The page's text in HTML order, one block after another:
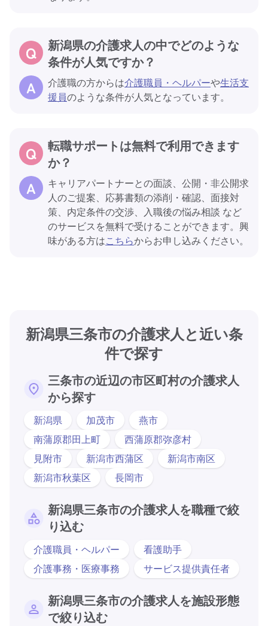
新潟県の介護求人の中でどのような
条件が人気ですか？
介護職の方からは介護職員・ヘルパーや生活支
援員のような条件が人気となっています。
転職サポートは無料で利用できます
か？
キャリアパートナーとの面談、公開・非公開求
人のご提案、応募書類の添削・確認、面接対
策、内定条件の交渉、入職後の悩み相談 など
のサービスを無料で受けることができます。興
味がある方はこちらからお申し込みください。
新潟県三条市の介護求人と近い条
件で探す
三条市の近辺の市区町村の介護求人
から探す
新潟県 加茂市
燕市
南蒲原郡田上町
西蒲原郡弥彦村
見附市
新潟市西蒲区
新潟市南区
新潟市秋葉区
長岡市
新潟県三条市の介護求人を職種で絞
り込む
介護職員・ヘルパー
看護助手
介護事務・医療事務
サービス提供責任者
新潟県三条市の介護求人を施設形態
で絞り込む